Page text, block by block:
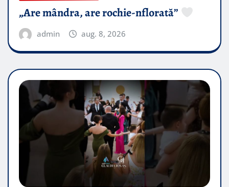
„Are mândra, are rochie-nflorată”
admin aug. 8, 2026